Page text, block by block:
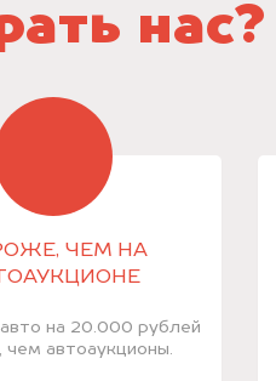
нас?
ЧЕМ НА
на 20.000 рублей
чем автоаукционы.